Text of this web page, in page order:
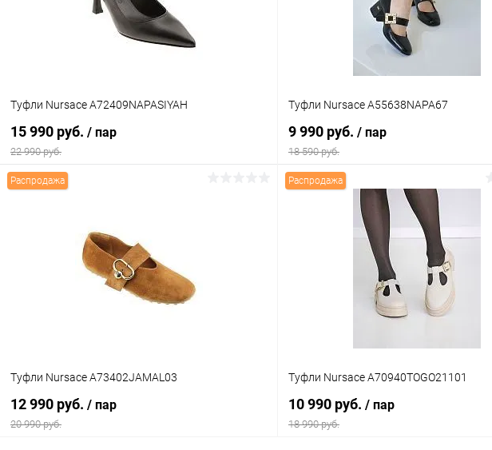
Туфли Nursace A72409NAPASIYAH
15 990 руб. / пар
22 990 руб.
Купить в 1 клик
В избранное В наличии
Туфли Nursace A55638NAPA67
9 990 руб. / пар
18 590 руб.
В корзину
Купить в 1 клик Сравнение
В наличии
Распродажа
Туфли Nursace A73402JAMAL03
12 990 руб. / пар
20 990 руб.
Распродажа
Туфли Nursace A70940TOGO21101
10 990 руб. / пар
18 990 руб.